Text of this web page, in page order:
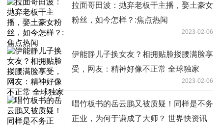
拉面哥田波：抛弃老板干主播，娶土豪女
粉丝，如今怎样？:焦点热闻
2023-02-06
伊能静儿子换女友？相拥贴脸搂腰满脸享
受，网友：精神好像不正常 全球独家
2023-02-06
唱竹板书的岳云鹏又被质疑！同样是不务
正业，为何于谦成了大师？ 世界快资讯